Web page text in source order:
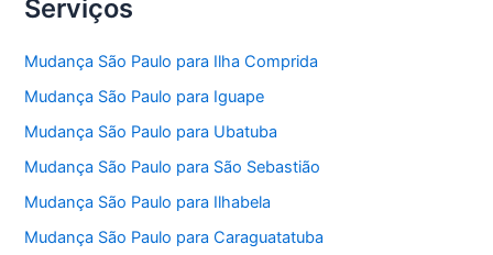
Serviços
Mudança São Paulo para Ilha Comprida
Mudança São Paulo para Iguape
Mudança São Paulo para Ubatuba
Mudança São Paulo para São Sebastião
Mudança São Paulo para Ilhabela
Mudança São Paulo para Caraguatatuba